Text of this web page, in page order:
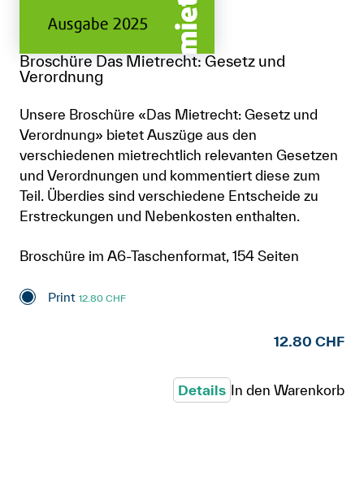
Broschüre Das Mietrecht: Gesetz und
Verordnung
Unsere Broschüre «Das Mietrecht: Gesetz und
Verordnung» bietet Auszüge aus den
verschiedenen mietrechtlich relevanten Gesetzen
und Verordnungen und kommentiert diese zum
Teil. Überdies sind verschiedene Entscheide zu
Erstreckungen und Nebenkosten enthalten.
Broschüre im A6-Taschenformat, 154 Seiten
Print 12.80 CHF
12.80 CHF
Details In den Warenkorb